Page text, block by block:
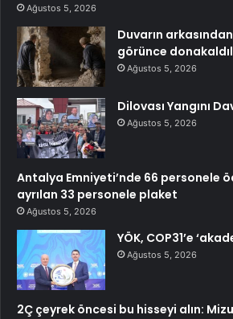
Ağustos 5, 2026
Duvarın
görünce
Ağustos 5, 2026
Dilovası Yangını
Ağustos 5, 2026
Antalya Emniyeti’nde 66 personele
ayrılan 33 personele plaket
Ağustos 5, 2026
YÖK, COP31’e
Ağustos 5, 2026
2Ç çeyrek öncesi bu hisseyi alın: